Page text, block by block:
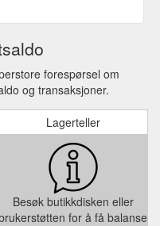
forespørsel om
og transaksjoner.
Lagerteller
Besøk butikkdisken eller
for å få balanse